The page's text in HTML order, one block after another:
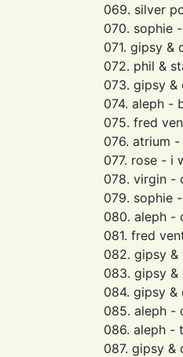
069. silver
070. sophie
071. gipsy &
072. phil &
073. gipsy &
074. aleph -
075. fred
076. atrium
077. rose - i
078. virgin -
079. sophie
080. aleph -
081. fred
082. gipsy &
083. gipsy &
084. gipsy &
085. aleph -
086. aleph -
087. gipsy &